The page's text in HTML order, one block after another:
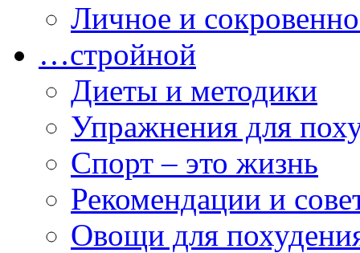
Личное и
…стройной
Диеты и методики
Упражнения для
Спорт – это жизнь
Рекомендации и
Овощи для